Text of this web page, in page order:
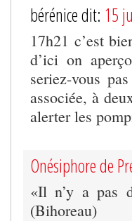
bérénice dit: 15
17h21 c’est
d’ici on
seriez-vous
associée, à
alerter les
Onésiphore de
«Il n’y a pas
(Bihoreau)